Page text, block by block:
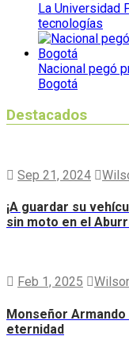
La Universidad
tecnologías
Nacional pegó
Bogotá
Destacados
Sep 21, 2024
¡A guardar su
sin moto en el
Feb 1, 2025
Monseñor Armando
eternidad